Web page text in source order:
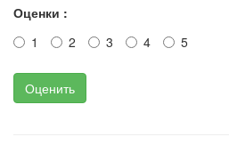
Оценки :
1
2 3 4 5
Оценить